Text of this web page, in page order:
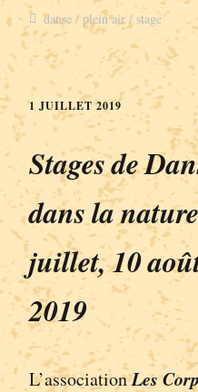
danse plein air stage
1 JUILLET 2019
Stages de
dans la
juillet, 10
2019
L’associationLes